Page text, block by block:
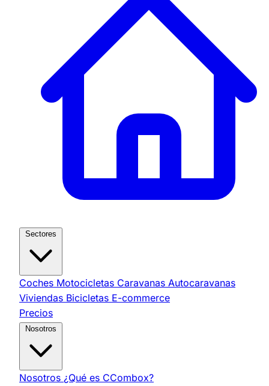
Coches Motocicletas Caravanas Autocaravanas
Viviendas Bicicletas E-commerce
Precios
Nosotros ¿Qué es CCombox?